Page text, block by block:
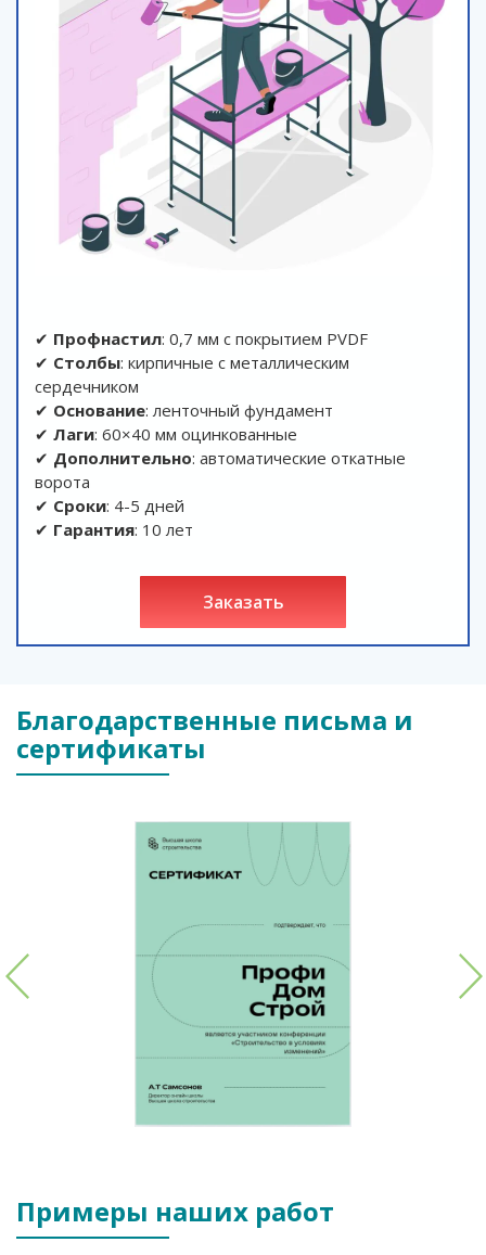
✔ Профнастил: 0,7 мм с покрытием PVDF
✔ Столбы: кирпичные с металлическим
сердечником
✔ Основание: ленточный фундамент
✔ Лаги: 60×40 мм оцинкованные
✔ Дополнительно: автоматические откатные
ворота
✔ Сроки: 4-5 дней
✔ Гарантия: 10 лет
заказать
Благодарственные письма и
сертификаты
Примеры наших работ